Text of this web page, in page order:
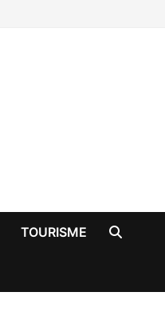
TOURISME